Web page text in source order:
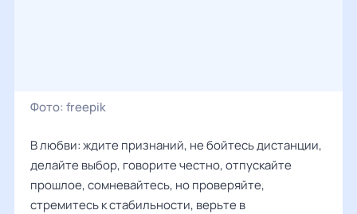
Фото: freepik
В любви: ждите признаний, не бойтесь дистанции,
делайте выбор, говорите честно, отпускайте
прошлое, сомневайтесь, но проверяйте,
стремитесь к стабильности, верьте в